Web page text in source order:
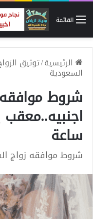
القائمة
الرئيسية/توثيق
السعودية
شروط
ساعة
شروط موافقه زواج